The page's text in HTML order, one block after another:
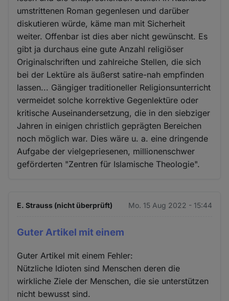
umstrittenen Roman gegenlesen und darüber
diskutieren würde, käme man mit Sicherheit
weiter. Offenbar ist dies aber nicht gewünscht. Es
gibt ja durchaus eine gute Anzahl religiöser
Originalschriften und zahlreiche Stellen, die sich
bei der Lektüre als äußerst satire-nah empfinden
lassen... Gängiger traditioneller Religionsunterricht
vermeidet solche korrektive Gegenlektüre oder
kritische Auseinandersetzung, die in den siebziger
Jahren in einigen christlich geprägten Bereichen
noch möglich war. Dies wäre u. a. eine dringende
Aufgabe der vielgepriesenen, millionenschwer
geförderten "Zentren für Islamische Theologie".
E. Strauss (nicht überprüft) Mo. 15 Aug 2022 - 15:44
Guter Artikel mit einem
Guter Artikel mit einem Fehler:
Nützliche Idioten sind Menschen deren die
wirkliche Ziele der Menschen, die sie unterstützen
nicht bewusst sind.